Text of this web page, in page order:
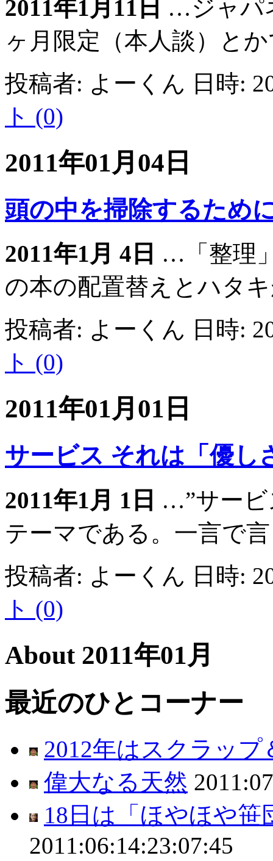
2011年1月11日 …ジャパ
ヶ月限定（本人談）と
投稿者: よーくん 日時:
ト (0)
2011年01月04日
頭の中を掃除するため
2011年1月 4日 …「整理
の本の配置替えとハタ
投稿者: よーくん 日時:
ト (0)
2011年01月01日
サービス それは「優し
2011年1月 1日 …”サービ
テーマである。一言で
投稿者: よーくん 日時:
ト (0)
About 2011年01月
最近のひとコーナー
2012年はスクラップ
偉大なる天然
18日は「ほやほや笹
2011:06:14:23:07:45